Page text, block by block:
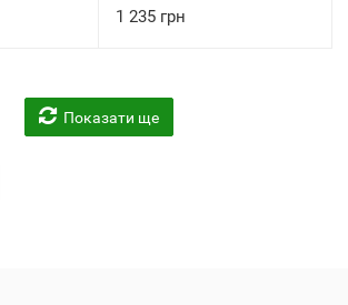
1 235 грн
Показати ще